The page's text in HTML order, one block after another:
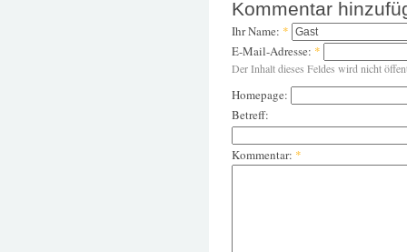
Kommentar
Ihr Name: *
E-Mail-Adresse: *
Der Inhalt dieses Feldes wird nicht
Homepage:
Betreff:
Kommentar: *